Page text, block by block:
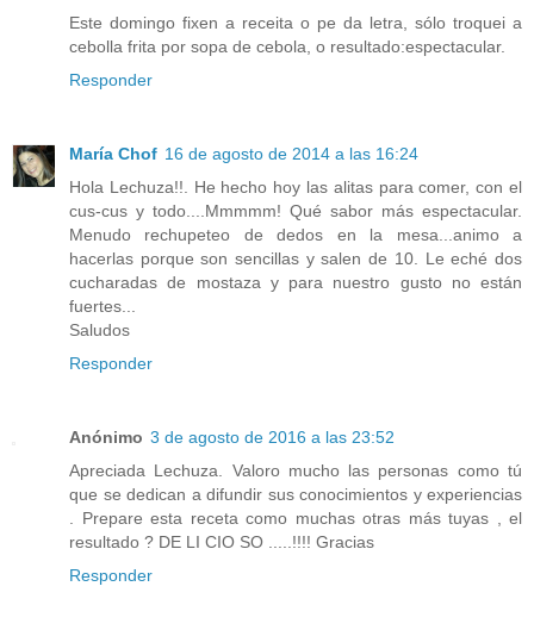
Este domingo fixen a receita o pe da letra, sólo troquei a
cebolla frita por sopa de cebola, o resultado:espectacular.
Responder
María Chof 16 de agosto de 2014 a las 16:24
Hola Lechuza!!. He hecho hoy las alitas para comer, con el
cus-cus y todo....Mmmmm! Qué sabor más espectacular.
Menudo rechupeteo de dedos en la mesa...animo a
hacerlas porque son sencillas y salen de 10. Le eché dos
cucharadas de mostaza y para nuestro gusto no están
fuertes...
Saludos
Responder
Anónimo 3 de agosto de 2016 a las 23:52
Apreciada Lechuza. Valoro mucho las personas como tú
que se dedican a difundir sus conocimientos y experiencias
. Prepare esta receta como muchas otras más tuyas , el
resultado ? DE LI CIO SO .....!!!! Gracias
Responder